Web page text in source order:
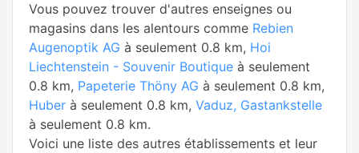
Vous pouvez trouver d'autres enseignes ou
magasins dans les alentours comme Rebien
Augenoptik AG à seulement 0.8 km, Hoi
Liechtenstein - Souvenir Boutique à seulement
0.8 km, Papeterie Thöny AG à seulement 0.8 km,
Huber à seulement 0.8 km, Vaduz, Gastankstelle
à seulement 0.8 km.
Voici une liste des autres établissements et leur